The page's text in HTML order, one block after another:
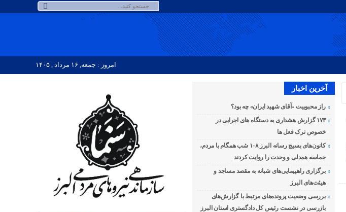
امروز : جمعه, ۱۶ مرداد , ۱۴۰۵
آخرین اخبار
راز محبوبیت «آقای شهید ایران» چه بود؟
۱۷۳ گزارش هشداری به دستگاه های اجرایی در
خصوص ترک فعل ها
کانون‌های بسیج رسانه البرز ۱۰۸ شب همگام با مردم،
حماسه همدلی و وحدت را روایت کردند
برگزاری راهپیمایی‌های شبانه به مقصد مساجد و
هیئت‌های البرز
بررسی وضعیت پرونده‌های مرتبط با گزارش‌های
بازرسی در نشست رئیس کل دادگستری استان البرز